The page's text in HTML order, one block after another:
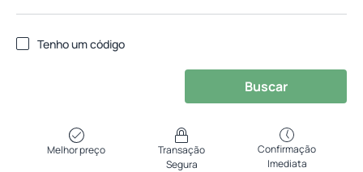
Tenho um código
Buscar
Melhor preço
Transação
Segura
Confirmação
Imediata